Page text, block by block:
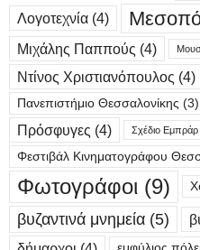
Λογοτεχνία (4)
Μιχάλης Παππούς (4)
Ντίνος Χριστιανόπουλος (4)
Πανεπιστήμιο Θεσσαλονίκης (3)
Πρόσφυγες (4) Σχέδιο Εμπράρ
Φεστιβάλ Κινηματογράφου
Φωτογράφοι (9)
βυζαντινά μνημεία (5)